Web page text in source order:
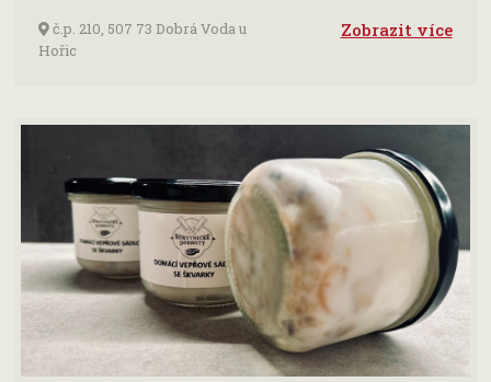
č.p. 210, 507 73 Dobrá Voda u
Hořic
Zobrazit více